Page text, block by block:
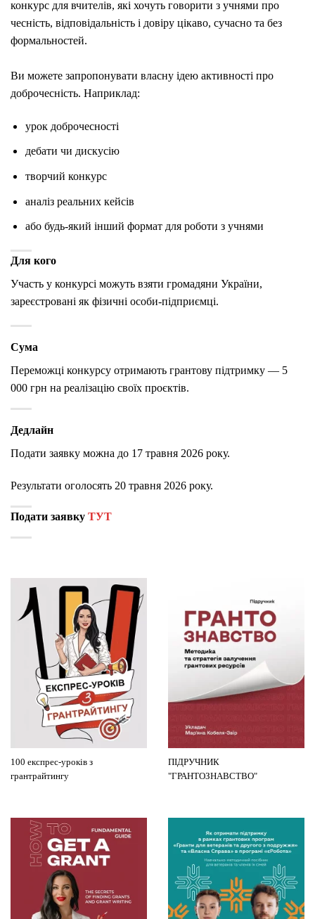
конкурс для вчителів, які хочуть говорити з учнями про
чесність, відповідальність і довіру цікаво, сучасно та без
формальностей.
Ви можете запропонувати власну ідею активності про
доброчесність. Наприклад:
урок доброчесності
дебати чи дискусію
творчий конкурс
аналіз реальних кейсів
або будь-який інший формат для роботи з учнями
Для кого
Участь у конкурсі можуть взяти громадяни України,
зареєстровані як фізичні особи-підприємці.
Сума
Переможці конкурсу отримають грантову підтримку — 5
000 грн на реалізацію своїх проєктів.
Дедлайн
Подати заявку можна до 17 травня 2026 року.
Результати оголосять 20 травня 2026 року.
Подати заявку ТУТ
100 експрес-уроків з
грантрайтингу
ПІДРУЧНИК
"ГРАНТОЗНАВСТВО"